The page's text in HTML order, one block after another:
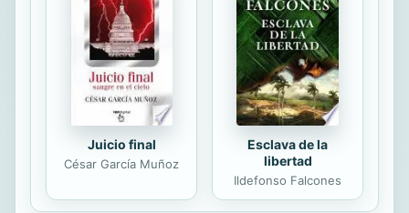
Juicio final
César García Muñoz
Esclava de la
libertad
Ildefonso Falcones